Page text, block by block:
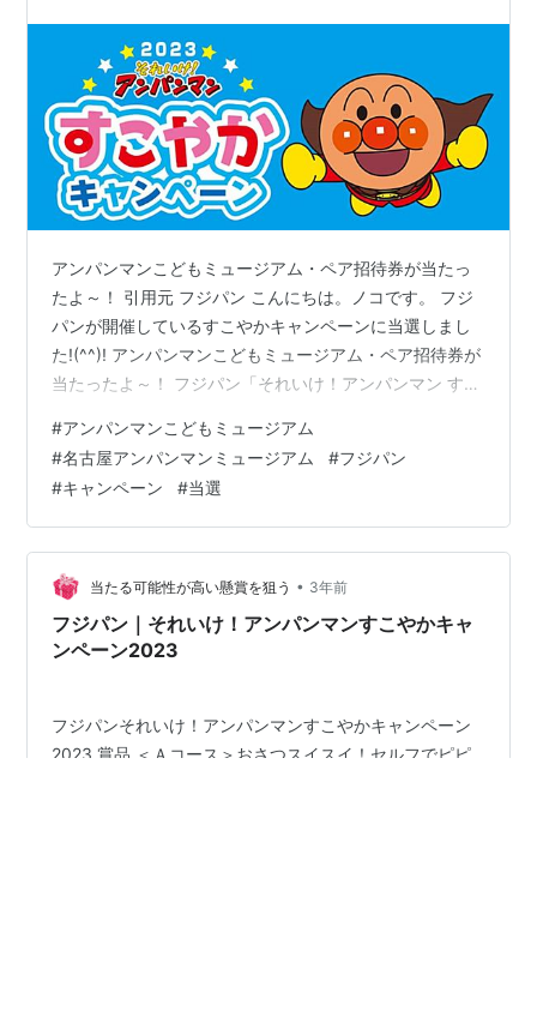
アンパンマンこどもミュージアム・ペア招待券が当たっ
たよ～！ 引用元 フジパン こんにちは。ノコです。 フジ
パンが開催しているすこやかキャンペーンに当選しまし
た!(^^)! アンパンマンこどもミュージアム・ペア招待券が
当たったよ～！ フジパン「それいけ！アンパンマン すこ
品 応募方法 当選しました 最後に フジパン「それいけ！
アンパンマン すこやかキャンペーン」って 今回当選した
それいけ！アンパンマンのすこやかキャンペーンは、フ
ジパンが展開するアンパンマンのパンを対象にしたキャ
ンペーン。シリーズ全商品対象で、バーコードによる応
募でした。 引…
#アンパンマンこどもミュージアム
#名古屋アンパンマンミュージアム #フジパン
#キャンペーン #当選
当たる可能性が高い懸賞を狙う • 3年前
フジパン｜それいけ！アンパンマンすこやかキャ
ンペーン2023